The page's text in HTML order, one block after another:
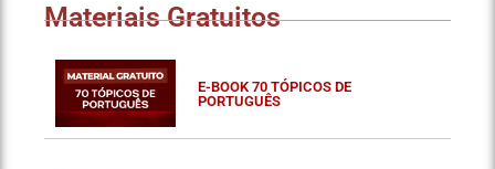
Materiais Gratuitos
E-BOOK 70 TÓPICOS DE
PORTUGUÊS